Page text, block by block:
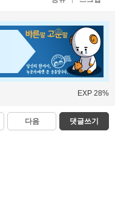
EXP 28%
다음 댓글쓰기